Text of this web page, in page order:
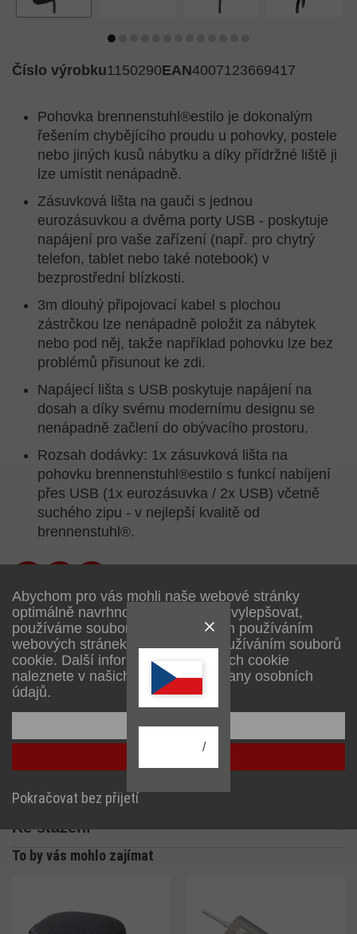
Abychom pro vás mohli naše webové stránky
optimálně navrhnout a neustále je vylepšovat,
používáme soubory cookie. Dalším používáním
webových stránek souhlasíte s používáním souborů
cookie. Další informace o souborech cookie
naleznete v našich zásadách ochrany osobních
údajů.
Konfigurace
Přijmout vše
Pokračovat bez přijetí
/
Číslo výrobku1150290EAN4007123669417
Pohovka brennenstuhl®estilo je dokonalým
řešením chybějícího proudu u pohovky, postele
nebo jiných kusů nábytku a díky přídržné liště ji
lze umístit nenápadně.
Zásuvková lišta na gauči s jednou
eurozásuvkou a dvěma porty USB - poskytuje
napájení pro vaše zařízení (např. pro chytrý
telefon, tablet nebo také notebook) v
bezprostřední blízkosti.
3m dlouhý připojovací kabel s plochou
zástrčkou lze nenápadně položit za nábytek
nebo pod něj, takže například pohovku lze bez
problémů přisunout ke zdi.
Napájecí lišta s USB poskytuje napájení na
dosah a díky svému modernímu designu se
nenápadně začlení do obývacího prostoru.
Rozsah dodávky: 1x zásuvková lišta na
pohovku brennenstuhl®estilo s funkcí nabíjení
přes USB (1x eurozásuvka / 2x USB) včetně
suchého zipu - v nejlepší kvalitě od
brennenstuhl®.
Popis
Technické údaje
Ke stažení
To by vás mohlo zajímat